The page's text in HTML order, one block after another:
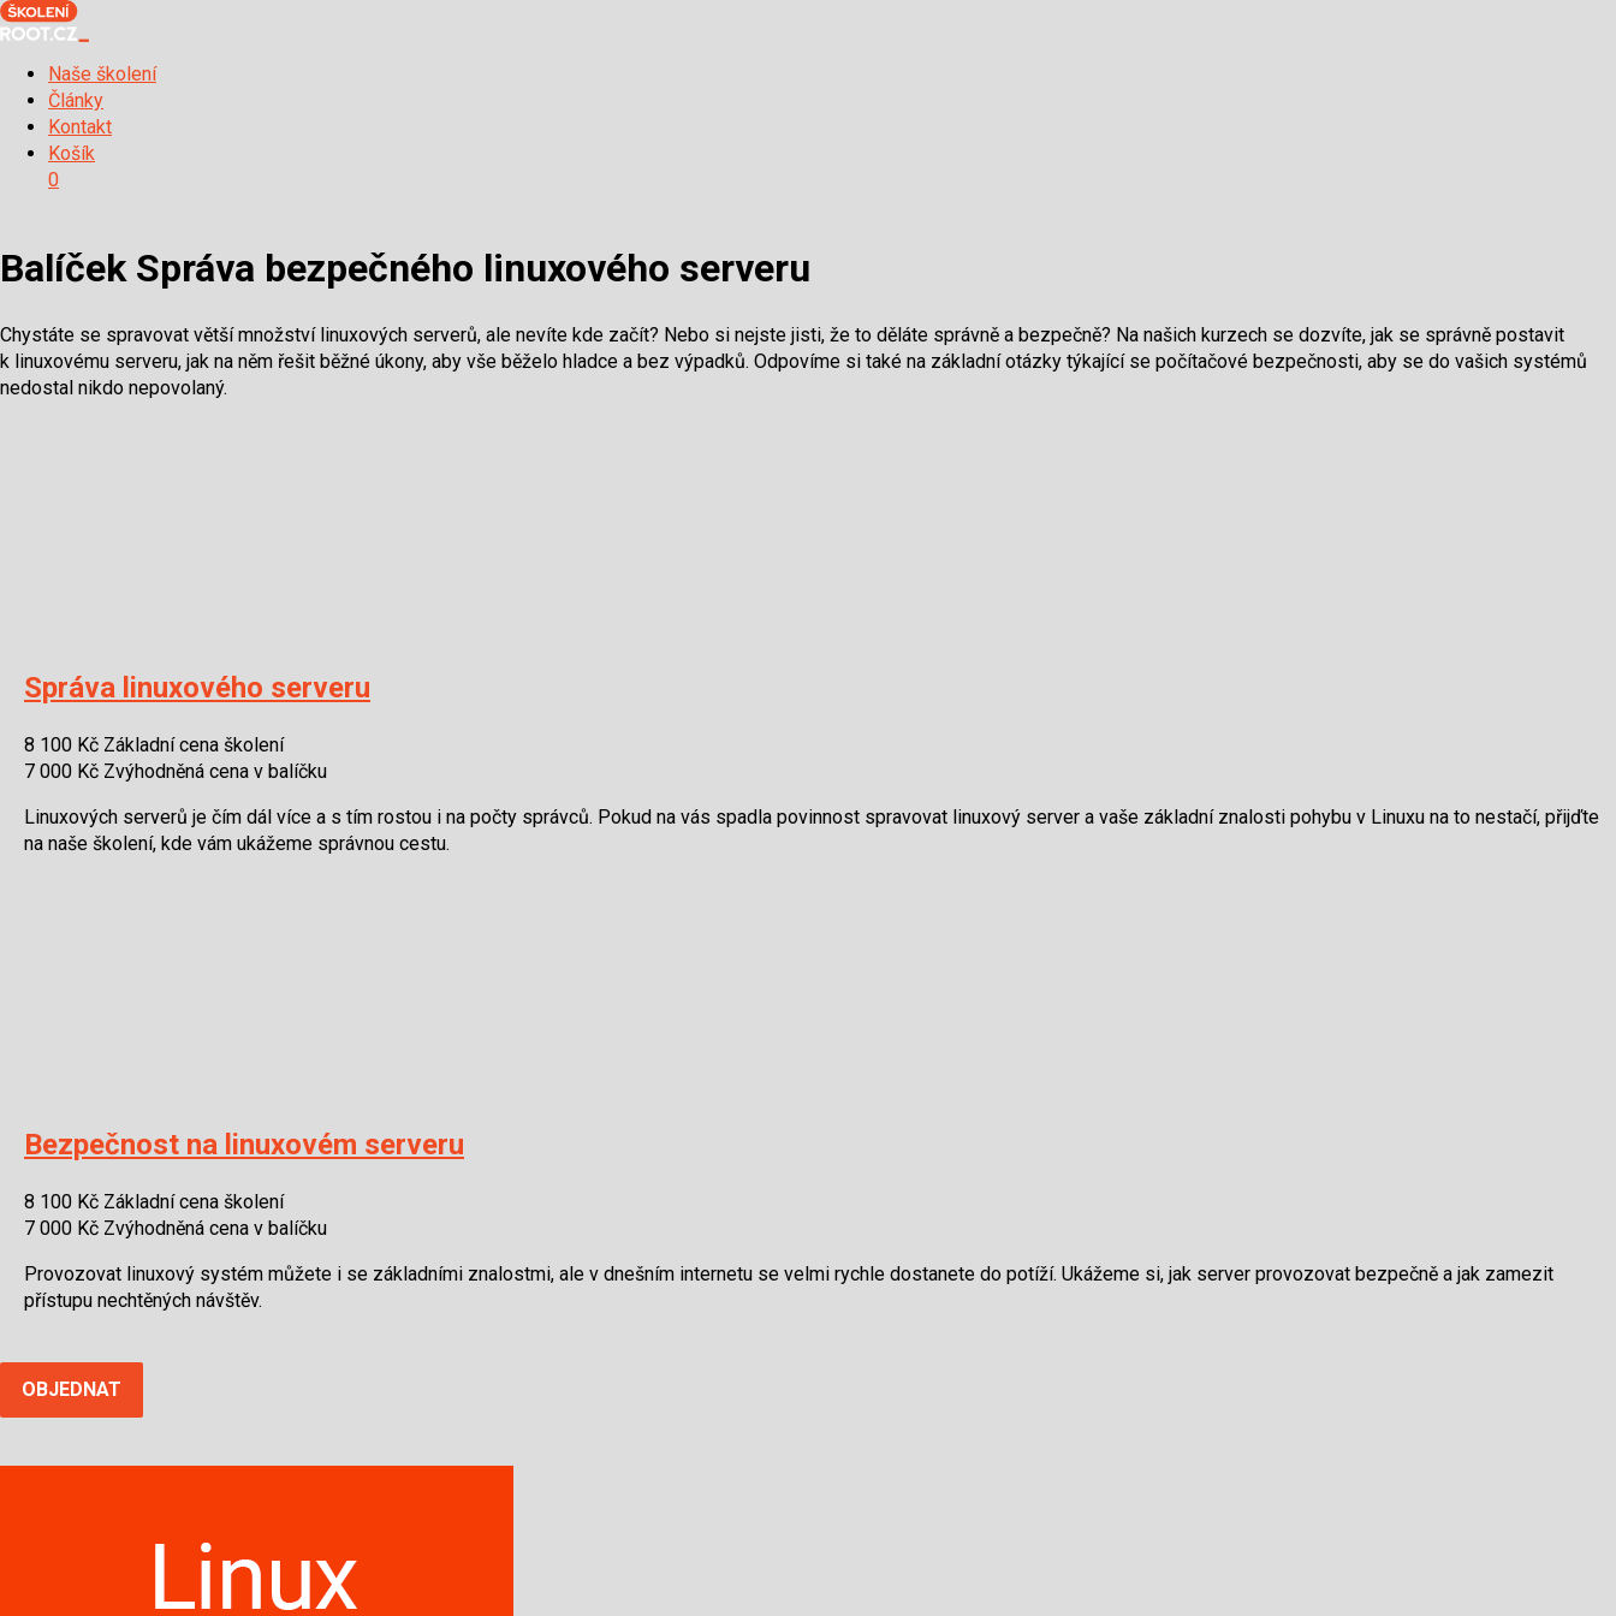
Naše školení
Články
Kontakt
Košík
0
Balíček Správa bezpečného linuxového serveru
Chystáte se spravovat větší množství linuxových serverů, ale nevíte kde začít? Nebo si nejste jisti, že to děláte správně a bezpečně? Na našich kurzech se dozvíte, jak se správně postavit
k linuxovému serveru, jak na něm řešit běžné úkony, aby vše běželo hladce a bez výpadků. Odpovíme si také na základní otázky týkající se počítačové bezpečnosti, aby se do vašich systémů
nedostal nikdo nepovolaný.
Správa linuxového serveru
8 100 Kč Základní cena školení
7 000 Kč Zvýhodněná cena v balíčku
Linuxových serverů je čím dál více a s tím rostou i na počty správců. Pokud na vás spadla povinnost spravovat linuxový server a vaše základní znalosti pohybu v Linuxu na to nestačí, přijďte
na naše školení, kde vám ukážeme správnou cestu.
Bezpečnost na linuxovém serveru
8 100 Kč Základní cena školení
7 000 Kč Zvýhodněná cena v balíčku
Provozovat linuxový systém můžete i se základními znalostmi, ale v dnešním internetu se velmi rychle dostanete do potíží. Ukážeme si, jak server provozovat bezpečně a jak zamezit
přístupu nechtěných návštěv.
OBJEDNAT